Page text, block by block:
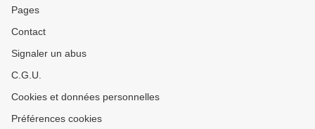
Pages
Contact
Signaler un abus
C.G.U.
Cookies et données personnelles
Préférences cookies